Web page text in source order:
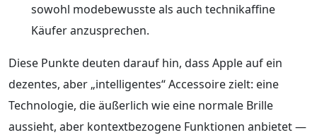
sowohl modebewusste als auch technikaffine
Käufer anzusprechen.
Diese Punkte deuten darauf hin, dass Apple auf ein
dezentes, aber „intelligentes“ Accessoire zielt: eine
Technologie, die äußerlich wie eine normale Brille
aussieht, aber kontextbezogene Funktionen anbietet —